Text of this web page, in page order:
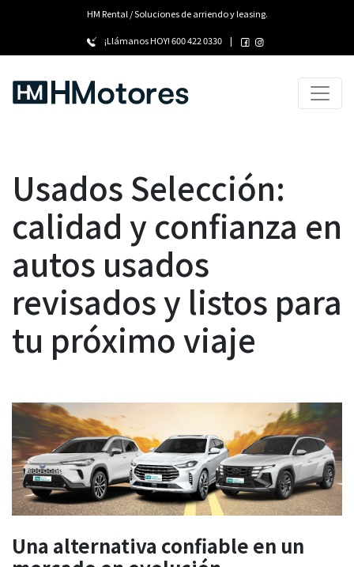
HM Rental / Soluciones de arriendo y leasing.
¡Llámanos HOY!600 422 0330 |
Usados Selección:
calidad y confianza en
autos usados
revisados y listos para
tu próximo viaje
Una alternativa confiable en un